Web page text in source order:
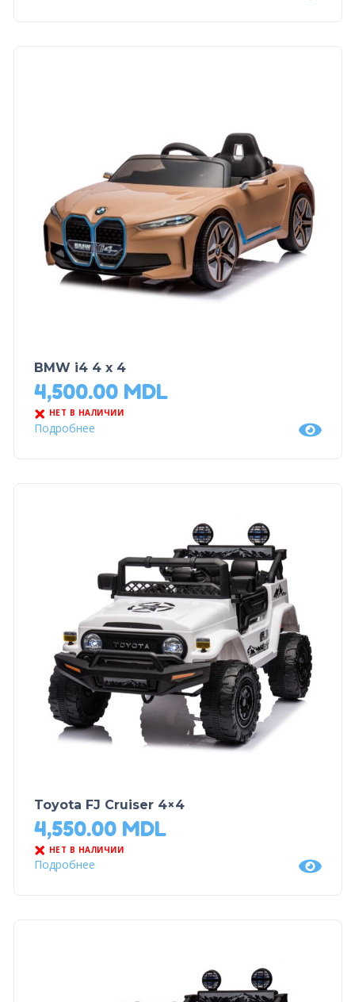
BMW i4 4 x 4
4,500.00 MDL
НЕТ В НАЛИЧИИ
Подробнее
Toyota FJ Cruiser 4×4
4,550.00 MDL
НЕТ В НАЛИЧИИ
Подробнее